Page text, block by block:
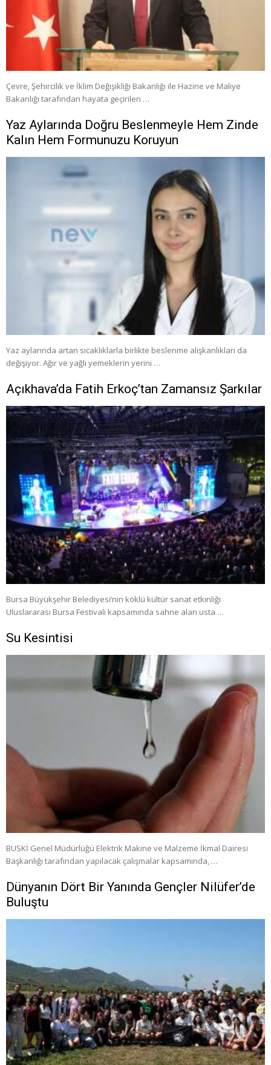
Çevre, Şehircilik ve İklim Değişikliği Bakanlığı ile Hazine ve Maliye
Bakanlığı tarafından hayata geçirilen …
Yaz Aylarında Doğru Beslenmeyle Hem Zinde
Kalın Hem Formunuzu Koruyun
Yaz aylarında artan sıcaklıklarla birlikte beslenme alışkanlıkları da
değişiyor. Ağır ve yağlı yemeklerin yerini …
Açıkhava’da Fatih Erkoç’tan Zamansız Şarkılar
Bursa Büyükşehir Belediyesi’nin köklü kültür sanat etkinliği
Uluslararası Bursa Festivali kapsamında sahne alan usta …
Su Kesintisi
BUSKİ Genel Müdürlüğü Elektrik Makine ve Malzeme İkmal Dairesi
Başkanlığı tarafından yapılacak çalışmalar kapsamında, …
Dünyanın Dört Bir Yanında Gençler Nilüfer’de
Buluştu